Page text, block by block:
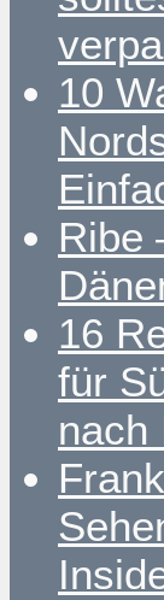
10
Ribe
16
für
nach